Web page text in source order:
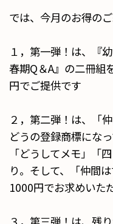
では、今月のお得の
１，第一弾！は、『
春期Q＆A』の二冊組
円でご提供です
２，第二弾！は、「
どうの登録商標にな
「どうしてメモ」「
り。そして、「仲間
1000円でお求めいた